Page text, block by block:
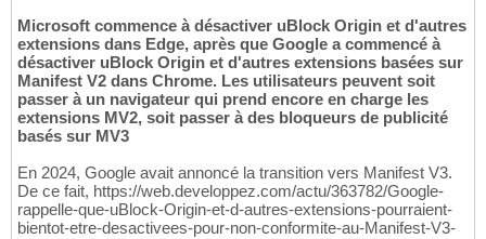
Microsoft commence à désactiver uBlock Origin et d'autres
extensions dans Edge, après que Google a commencé à
désactiver uBlock Origin et d'autres extensions basées sur
Manifest V2 dans Chrome. Les utilisateurs peuvent soit
passer à un navigateur qui prend encore en charge les
extensions MV2, soit passer à des bloqueurs de publicité
basés sur MV3
En 2024, Google avait annoncé la transition vers Manifest V3.
De ce fait, https://web.developpez.com/actu/363782/Google-
rappelle-que-uBlock-Origin-et-d-autres-extensions-pourraient-
bientot-etre-desactivees-pour-non-conformite-au-Manifest-V3-